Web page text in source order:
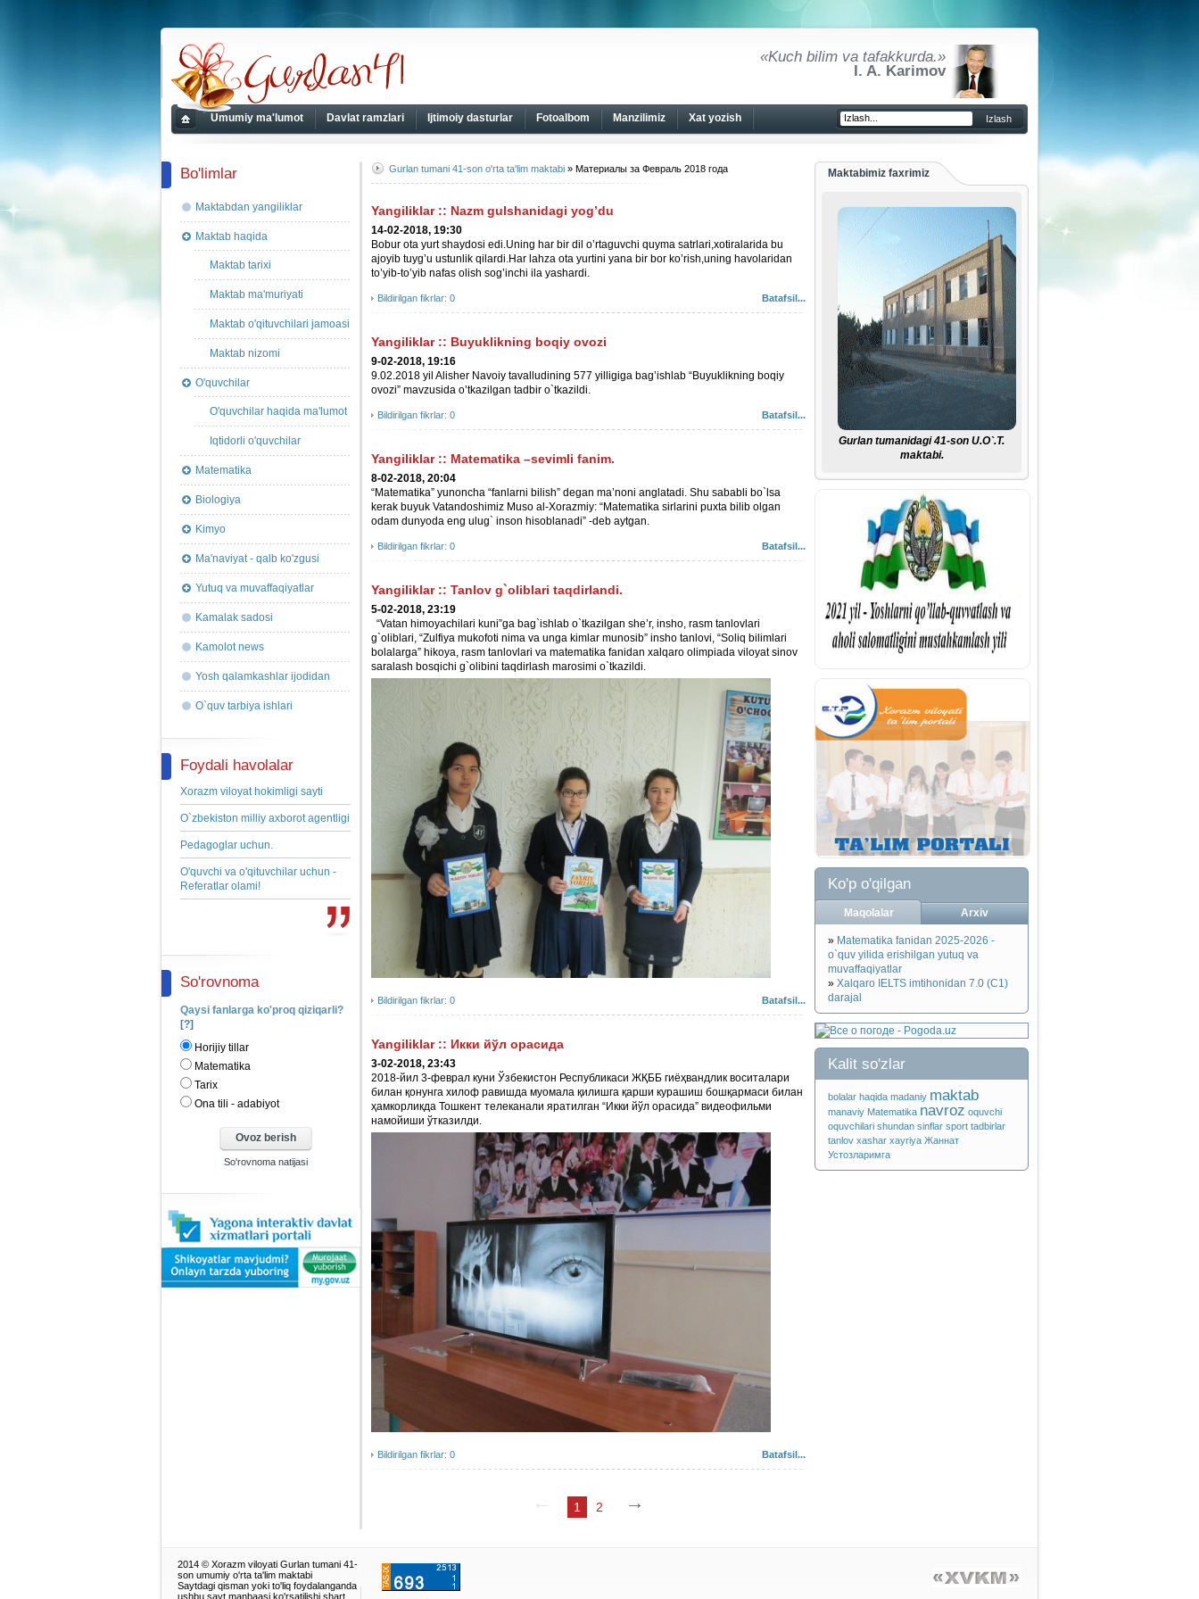
gurlan41.uz
«Kuch bilim va tafakkurda.»
I. A. Karimov
Umumiy ma'lumot Davlat ramzlari Ijtimoiy dasturlar Fotoalbom Manzilimiz Xat yozish
Gurlan tumani 41-son o'rta ta'lim maktabi » Материалы за Февраль 2018 года
Yangiliklar:: Nazm gulshanidagi yog’du
14-02-2018, 19:30
Bobur ota yurt shaydosi edi.Uning har bir dil o’rtaguvchi quyma satrlari,xotiralarida bu
ajoyib tuyg’u ustunlik qilardi.Har lahza ota yurtini yana bir bor ko’rish,uning havolaridan
to’yib-to’yib nafas olish sog’inchi ila yashardi.
Batafsil...
Bildirilgan fikrlar: 0
Yangiliklar:: Buyuklikning boqiy ovozi
9-02-2018, 19:16
9.02.2018 yil Alisher Navoiy tavalludining 577 yilligiga bag’ishlab “Buyuklikning boqiy
ovozi” mavzusida o’tkazilgan tadbir o`tkazildi.
Batafsil...
Bildirilgan fikrlar: 0
Yangiliklar:: Matematika –sevimli fanim.
8-02-2018, 20:04
“Matematika” yunoncha “fanlarni bilish” degan ma’noni anglatadi. Shu sababli bo`lsa
kerak buyuk Vatandoshimiz Muso al-Xorazmiy: “Matematika sirlarini puxta bilib olgan
odam dunyoda eng ulug` inson hisoblanadi” -deb aytgan.
Batafsil...
Bildirilgan fikrlar: 0
Yangiliklar:: Tanlov g`oliblari taqdirlandi.
5-02-2018, 23:19
“Vatan himoyachilari kuni”ga bag`ishlab o`tkazilgan she’r, insho, rasm tanlovlari
g`oliblari, “Zulfiya mukofoti nima va unga kimlar munosib” insho tanlovi, “Soliq bilimlari
bolalarga” hikoya, rasm tanlovlari va matematika fanidan xalqaro olimpiada viloyat sinov
saralash bosqichi g`olibini taqdirlash marosimi o`tkazildi.
Batafsil...
Bildirilgan fikrlar: 0
Yangiliklar:: Икки йўл орасида
3-02-2018, 23:43
2018-йил 3-феврал куни Ўзбекистон Республикаси ЖҚББ гиёҳвандлик воситалари
билан қонунга хилоф равишда муомала қилишга қарши курашиш бошқармаси билан
ҳамкорликда Тошкент телеканали яратилган “Икки йўл орасида” видеофильми
намойиши ўтказилди.
Batafsil...
Bildirilgan fikrlar: 0
1 2
Maktabimiz faxrimiz
Gurlan tumanidagi 41-son U.O`.T.
maktabi.
Ko'p o'qilgan
Maqolalar Arxiv
» Matematika fanidan 2025-2026 -
o`quv yilida erishilgan yutuq va
muvaffaqiyatlar
» Xalqaro IELTS imtihonidan 7.0 (C1)
darajal
Kalit so'zlar
bolalar haqida madaniy maktab
manaviy Matematika navroz oquvchi
oquvchilari shundan sinflar sport tadbirlar
tanlov xashar xayriya Жаннат
Устозларимга
Bo'limlar
Maktabdan yangiliklar
Maktab haqida
Maktab tarixi
Maktab ma'muriyati
Maktab o'qituvchilari jamoasi
Maktab nizomi
O'quvchilar
O'quvchilar haqida ma'lumot
Iqtidorli o'quvchilar
Matematika
Biologiya
Kimyo
Ma'naviyat - qalb ko'zgusi
Yutuq va muvaffaqiyatlar
Kamalak sadosi
Kamolot news
Yosh qalamkashlar ijodidan
O`quv tarbiya ishlari
Foydali havolalar
Xorazm viloyat hokimligi sayti
O`zbekiston milliy axborot agentligi
Pedagoglar uchun.
O'quvchi va o'qituvchilar uchun -
Referatlar olami!
So'rovnoma
Qaysi fanlarga ko'proq qiziqarli?
[?]
Horijiy tillar
Matematika
Tarix
Ona tili - adabiyot
2014 © Xorazm viloyati Gurlan tumani 41-
son umumiy o'rta ta'lim maktabi
Saytdagi qisman yoki to'liq foydalanganda
ushbu sayt manbaasi ko'rsatilishi shart.